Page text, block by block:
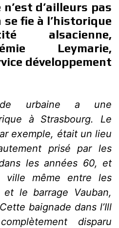
d’ailleurs pas
se fie à l’historique
Leymarie,
développement
urbaine a une
à Strasbourg. Le
exemple, était un lieu
prisé par les
les années 60, et
même entre les
et le barrage Vauban,
baignade dans l’Ill
disparu